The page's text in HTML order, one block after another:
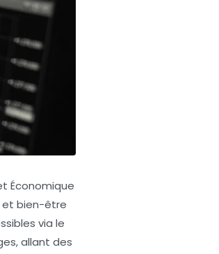
Économique
et bien-être
via le
allant des